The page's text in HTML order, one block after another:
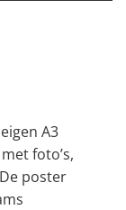
A3
foto’s,
poster